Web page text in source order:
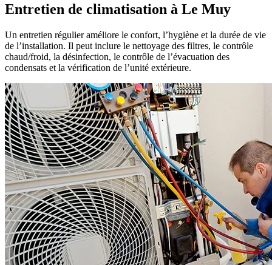
Entretien de climatisation à Le Muy
Un entretien régulier améliore le confort, l’hygiène et la durée de vie
de l’installation. Il peut inclure le nettoyage des filtres, le contrôle
chaud/froid, la désinfection, le contrôle de l’évacuation des
condensats et la vérification de l’unité extérieure.